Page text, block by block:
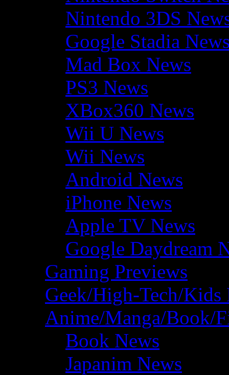
Nintendo 3DS
Google Stadia
Mad Box News
PS3 News
XBox360 News
Wii U News
Wii News
Android News
iPhone News
Apple TV News
Google Daydream
Gaming Previews
Geek/High-Tech/Kids
Anime/Manga/Book/
Book News
Japanim News